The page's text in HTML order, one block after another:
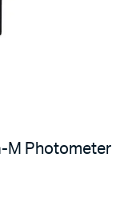
M Photometer